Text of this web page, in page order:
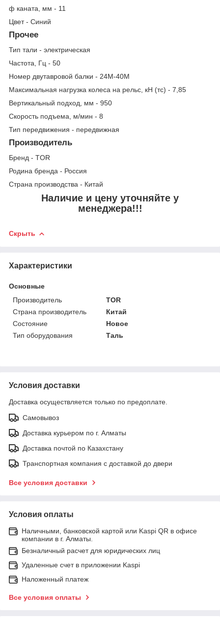
ф каната, мм - 11
Цвет - Синий
Прочее
Тип тали - электрическая
Частота, Гц - 50
Номер двутавровой балки - 24М-40М
Максимальная нагрузка колеса на рельс, кН (тс) - 7,85
Вертикальный подход, мм - 950
Скорость подъема, м/мин - 8
Тип передвижения - передвижная
Производитель
Бренд - TOR
Родина бренда - Россия
Страна производства - Китай
Наличие и цену уточняйте у
менеджера!!!
Скрыть
Характеристики
Основные
Производитель
TOR
Страна производитель
Китай
Состояние
Новое
Тип оборудования
Таль
Условия доставки
Доставка осуществляется только по предоплате.
Самовывоз
Доставка курьером по г. Алматы
Доставка почтой по Казахстану
Транспортная компания с доставкой до двери
Все условия доставки
Условия оплаты
Наличными, банковской картой или Kaspi QR в офисе
компании в г. Алматы.
Безналичный расчет для юридических лиц
Удаленные счет в приложении Kaspi
Наложенный платеж
Все условия оплаты